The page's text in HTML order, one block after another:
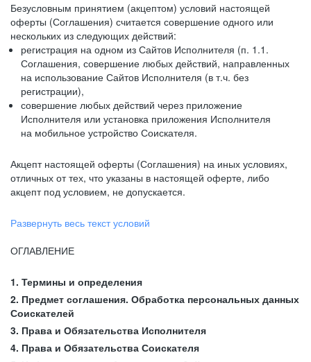
Безусловным принятием (акцептом) условий настоящей
оферты (Соглашения) считается совершение одного или
нескольких из следующих действий:
регистрация на одном из Сайтов Исполнителя (п. 1.1.
Соглашения, совершение любых действий, направленных
на использование Сайтов Исполнителя (в т.ч. без
регистрации),
совершение любых действий через приложение
Исполнителя или установка приложения Исполнителя
на мобильное устройство Соискателя.
Акцепт настоящей оферты (Соглашения) на иных условиях,
отличных от тех, что указаны в настоящей оферте, либо
акцепт под условием, не допускается.
Развернуть весь текст условий
ОГЛАВЛЕНИЕ
1. Термины и определения
2. Предмет соглашения. Обработка персональных данных
Соискателей
3. Права и Обязательства Исполнителя
4. Права и Обязательства Соискателя